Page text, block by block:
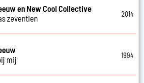
en New Cool Collective
zeventien
2014
mij
1994